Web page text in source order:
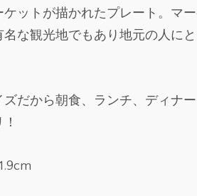
ケットが描かれたプレート。マ
名な観光地でもあり地元の人に
だから朝食、ランチ、ディナ